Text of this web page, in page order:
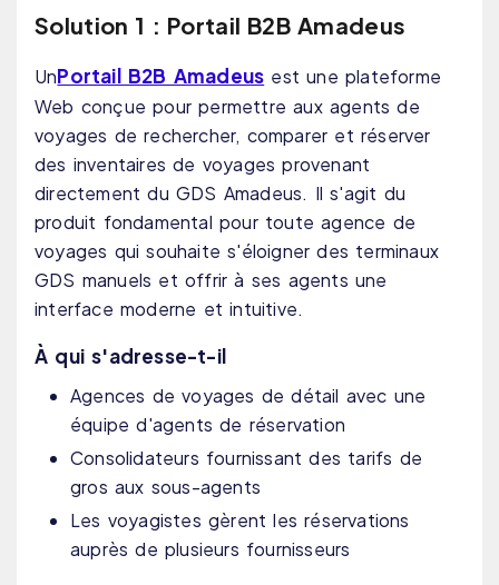
Solution 1 : Portail B2B Amadeus
UnPortail B2B Amadeus est une plateforme
Web conçue pour permettre aux agents de
voyages de rechercher, comparer et réserver
des inventaires de voyages provenant
directement du GDS Amadeus. Il s'agit du
produit fondamental pour toute agence de
voyages qui souhaite s'éloigner des terminaux
GDS manuels et offrir à ses agents une
interface moderne et intuitive.
À qui s'adresse-t-il
Agences de voyages de détail avec une
équipe d'agents de réservation
Consolidateurs fournissant des tarifs de
gros aux sous-agents
Les voyagistes gèrent les réservations
auprès de plusieurs fournisseurs